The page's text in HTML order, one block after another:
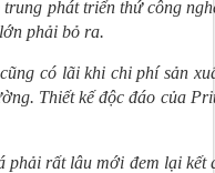
phát triển thứ công
phải bỏ ra.
có lãi khi chi phí sản
Thiết kế độc đáo của
phải rất lâu mới đem lại kết